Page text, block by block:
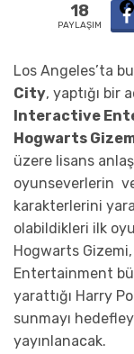
18
PAYLAŞIM
Los Angeles’ta
City, yaptığı bir
Interactive
Hogwarts
üzere lisans
oyunseverlerin
karakterlerini
olabildikleri ilk
Hogwarts
Entertainment
yarattığı Harry
sunmayı
yayınlanacak.